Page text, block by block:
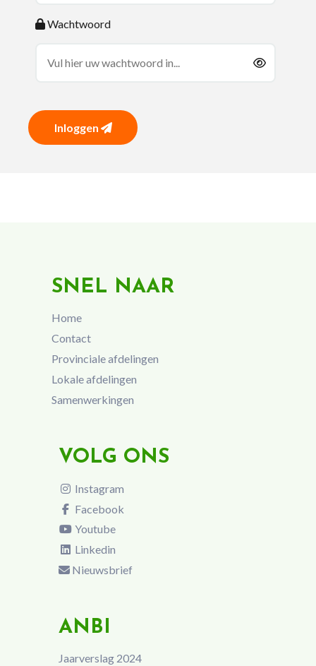
Wachtwoord
Inloggen
SNEL NAAR
Home
Contact
Provinciale afdelingen
Lokale afdelingen
Samenwerkingen
VOLG ONS
Instagram
Facebook
Youtube
Linkedin
Nieuwsbrief
ANBI
Jaarverslag 2024